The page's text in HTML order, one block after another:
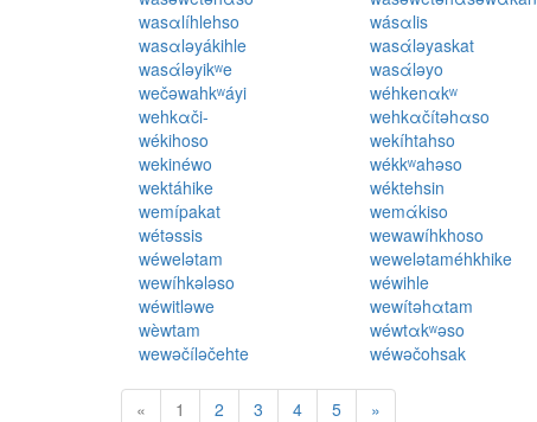
wasαlíhlehso
wásαlis
wasαləyákihle
wasάləyaskat
wasάləyikʷe
wasάləyo
wečəwahkʷáyi
wéhkenαkʷ
wehkαči-
wehkαčítəhαso
wékihoso
wekíhtahso
wekinéwo
wékkʷahəso
wektáhike
wéktehsin
wemípakat
wemάkiso
wétəssis
wewawíhkhoso
wéwelətam
wewelətaméhkhike
wewíhkələso
wéwihle
wéwitləwe
wewítəhαtam
wèwtam
wéwtαkʷəso
wewəčíləčehte
wéwəčohsak
« 1 2 3 4 5 »